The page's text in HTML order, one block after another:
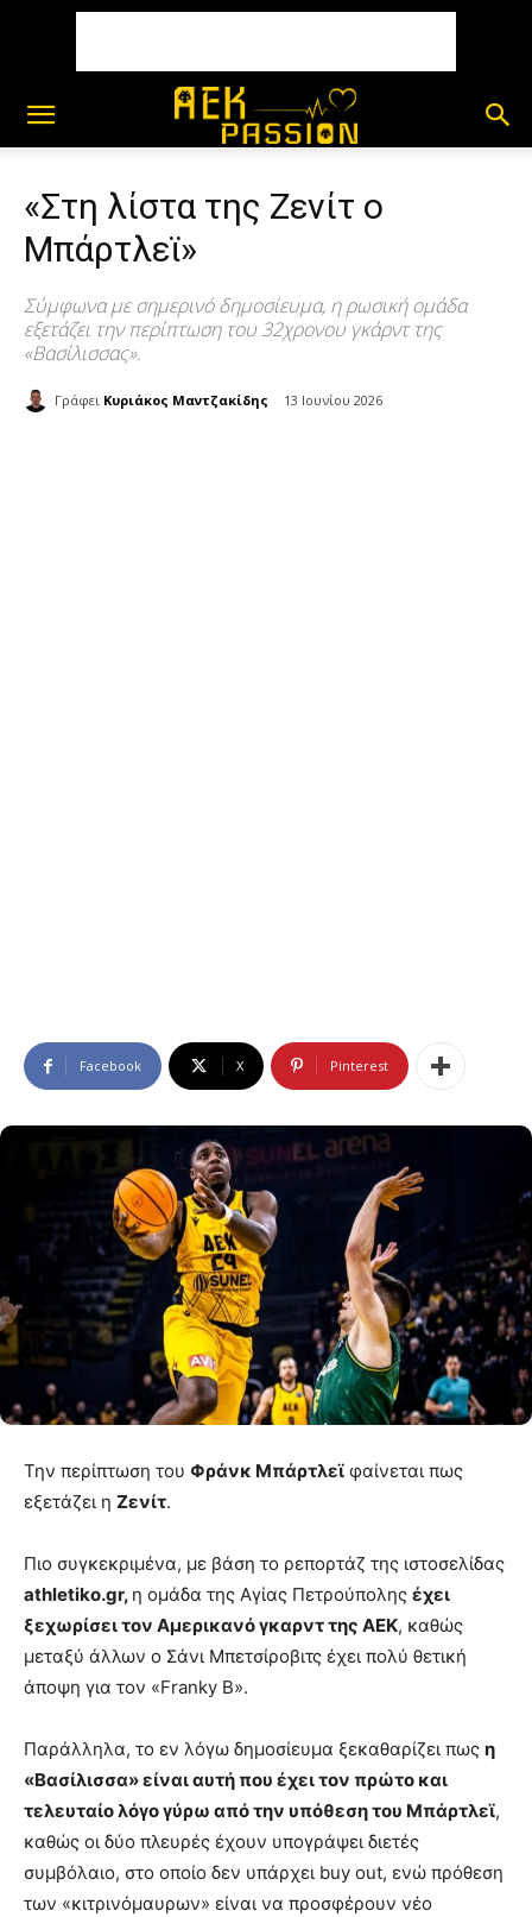
«Στη λίστα της Ζενίτ ο
Μπάρτλεϊ»
Σύμφωνα με σημερινό δημοσίευμα, η ρωσική ομάδα
εξετάζει την περίπτωση του 32χρονου γκάρντ της
«Βασίλισσας».
Γράφει Κυριάκος Μαντζακίδης 13 Ιουνίου 2026
Facebook X Pinterest
Την περίπτωση του Φράνκ Μπάρτλεϊ φαίνεται πως
εξετάζει η Ζενίτ.
Πιο συγκεκριμένα, με βάση το ρεπορτάζ της ιστοσελίδας
athletiko.gr, η ομάδα της Αγίας Πετρούπολης έχει
ξεχωρίσει τον Αμερικανό γκαρντ της ΑΕΚ, καθώς
μεταξύ άλλων ο Σάνι Μπετσίροβιτς έχει πολύ θετική
άποψη για τον «Franky B».
Παράλληλα, το εν λόγω δημοσίευμα ξεκαθαρίζει πως η
«Βασίλισσα» είναι αυτή που έχει τον πρώτο και
τελευταίο λόγο γύρω από την υπόθεση του Μπάρτλεϊ,
καθώς οι δύο πλευρές έχουν υπογράψει διετές
συμβόλαιο, στο οποίο δεν υπάρχει buy out, ενώ πρόθεση
των «κιτρινόμαυρων» είναι να προσφέρουν νέο